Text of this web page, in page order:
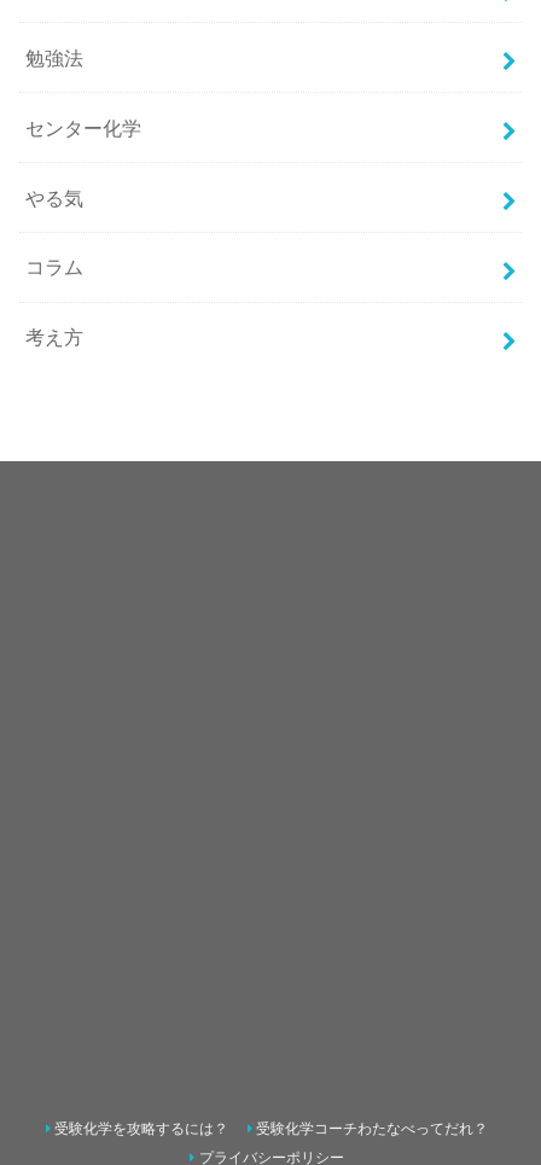
勉強法
センター化学
やる気
コラム
考え方
受験化学を攻略するには？
受験化学コーチわたなべってだれ？
プライバシーポリシー